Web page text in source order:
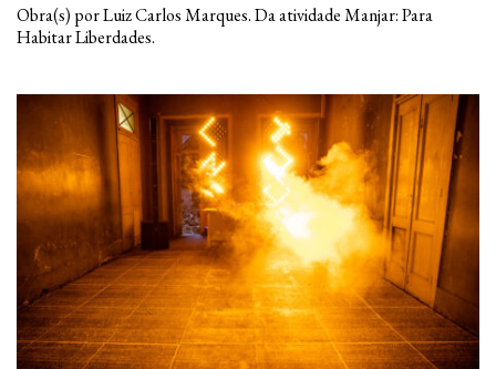
Obra(s) por Luiz Carlos Marques. Da atividade Manjar: Para
Habitar Liberdades.